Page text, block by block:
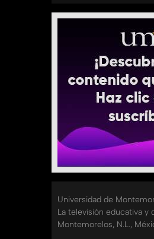
Categorías:
Universidad de
La televisión educativa y
Montemorelos, N.L.,